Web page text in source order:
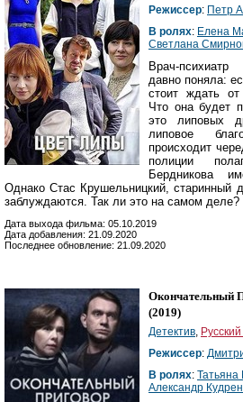
Режиссер: Петр
В ролях: Елена
Светлана
Врач-
давно поняла:
стоит ждать
Что она будет
это липовых
липовое
происходит
полиции
Бердникова
Однако Стас Крушельницкий, старинный
заблуждаются. Так ли это на самом деле?
Дата выхода фильма: 05.10.2019
Дата добавления: 21.09.2020
Последнее обновление: 21.09.2020
Окончательный
(2019)
Детектив,
Режиссер:
В ролях: Татьяна
Александр